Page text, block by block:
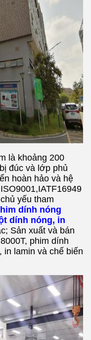
là khoảng 200
đúc và lớp phủ
hoàn hảo và hệ
yếu tham
dính nóng
dính nóng, in
Sản xuất và bán
phim dính
in lamin và chế biến